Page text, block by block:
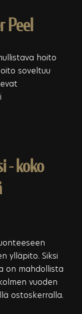
Peel
hoito
soveltuu
- koko
ylläpito. Siksi
on mahdollista
vuoden
ostoskerralla.